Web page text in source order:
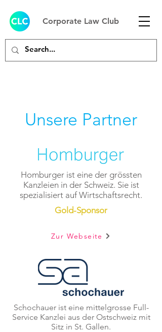
Corporate Law Club
Unsere Partner
Homburger ist eine der grössten
Kanzleien in der Schweiz. Sie ist
spezialisiert auf Wirtschaftsrecht.
Gold-Sponsor
Zur Webseite
Schochauer ist eine mittelgrosse Full-
Service Kanzlei aus der Ostschweiz mit
Sitz in St. Gallen.